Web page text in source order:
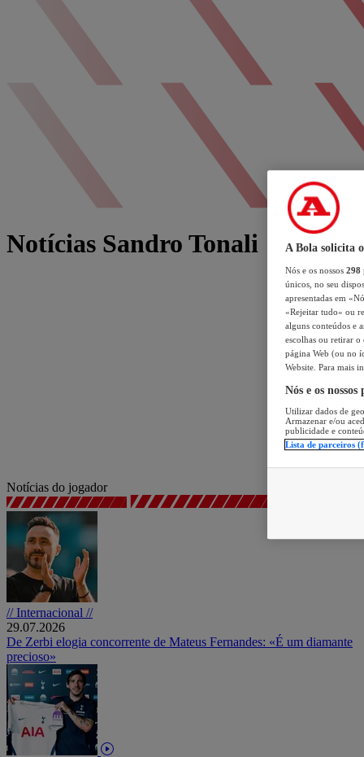
Notícias Sandro Tonali
Notícias do jogador
// Internacional //
29.07.2026
De Zerbi elogia concorrente de Mateus Fernandes: «É um diamante
precioso»
A Bola solicita
Nós e os nossos 298
únicos, no seu
apresentadas em
«Rejeitar tudo» ou
alguns conteúdos e
escolhas ou retirar
página Web (ou no
Website. Para mais
Nós e os
Utilizar dados de
Armazenar e/ou
publicidade e
Lista de parceiros